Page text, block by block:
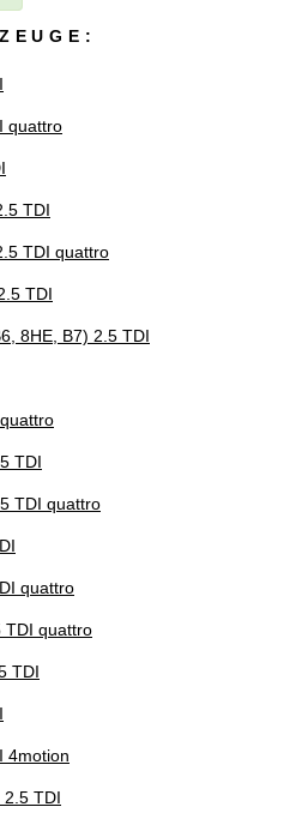
quattro
TDI
TDI quattro
TDI
8HE, B7) 2.5 TDI
TDI
TDI quattro
quattro
TDI quattro
TDI
4motion
2.5 TDI